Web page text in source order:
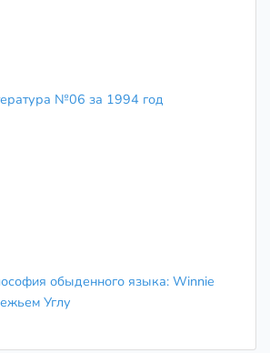
№06 за 1994 год
обыденного языка: Winnie
Углу